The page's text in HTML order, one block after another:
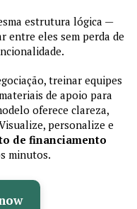
estrutura lógica —
entre eles sem perda de
treinar equipes
de apoio para
oferece clareza,
personalize e
de financiamento
minutos.